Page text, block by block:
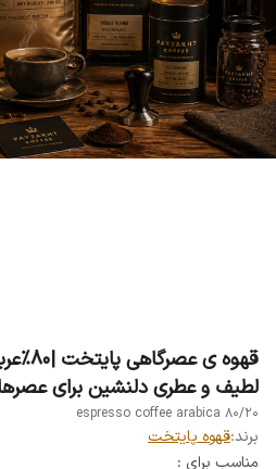
لطیف و عطری دلنشین برای
espresso coffee arabica 80/20
برند:قهوه پایتخت
مناسب برای :